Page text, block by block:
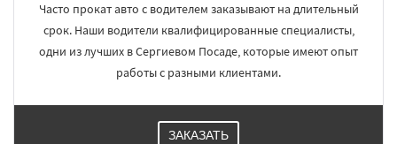
Часто прокат авто с водителем заказывают на длительный
срок. Наши водители квалифицированные специалисты,
одни из лучших в Сергиевом Посаде, которые имеют опыт
работы с разными клиентами.
ЗАКАЗАТЬ